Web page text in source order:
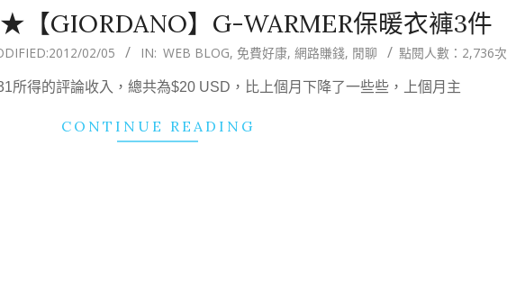
【GIORDANO】G-WARMER保暖衣褲3件
2012/02/05 IN: WEB BLOG, 免費好康, 網路賺錢, 閒聊 點閱人數：2,736次
所得的評論收入，總共為$20 USD，比上個月下降了一些些，上個月主
CONTINUE READING